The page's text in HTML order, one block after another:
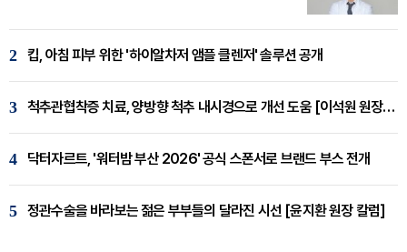
2 킵, 아침 피부 위한 '하이알차저 앰플 클렌저' 솔루션 공개
3 척추관협착증 치료, 양방향 척추 내시경으로 개선 도움 [이석원 원장 칼럼]
4 닥터자르트, '워터밤 부산 2026' 공식 스폰서로 브랜드 부스 전개
5 정관수술을 바라보는 젊은 부부들의 달라진 시선 [윤지환 원장 칼럼]